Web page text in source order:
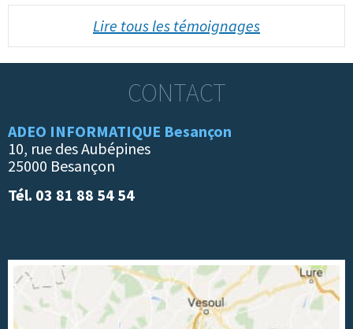
Lire tous les témoignages
CONTACT
ADEO INFORMATIQUE Besançon
10, rue des Aubépines
25000 Besançon
Tél. 03 81 88 54 54